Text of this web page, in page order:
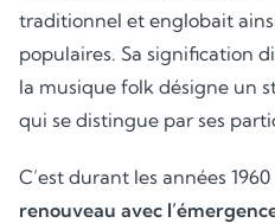
traditionnel et englobait
populaires. Sa signification
la musique folk désigne un
qui se distingue par ses
C’est durant les années
renouveau avec